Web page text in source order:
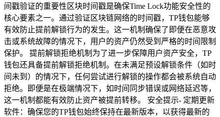
间戳验证的重要性区块时间戳是确保Time Lock功能安全性的
核心要素之一。通过验证区块链网络的时间戳，TP钱包能够
有效防止提前解锁行为的发生。这一机制确保了即便在恶意攻
击或系统故障的情况下，用户的资产仍然受到严格的时间限制
保护。 提前解锁拒绝机制为了进一步保障用户资产安全，TP
钱包还具备提前解锁拒绝机制。在未满足预设解锁条件（如时
间未到）的情况下，任何尝试进行解锁的操作都会被系统自动
拒绝。即便是在极端情况下，如时间同步错误或网络延迟等，
这一机制都能有效防止资产被提前转移。 安全提示- 定期更新
软件：确保您的TP钱包始终保持在最新版本，以获得最新的